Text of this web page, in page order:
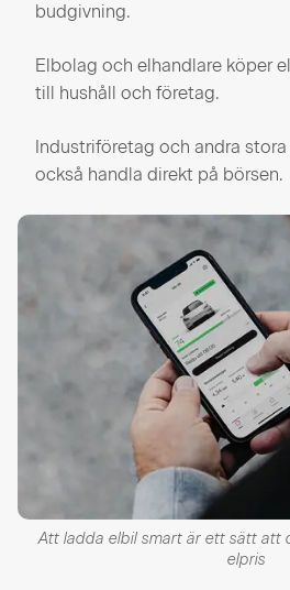
budgivning.
Elbolag och elhandlare köper
till hushåll och företag.
Industriföretag och andra stora
också handla direkt på börsen.
Att ladda elbil smart är ett sätt att
elpris